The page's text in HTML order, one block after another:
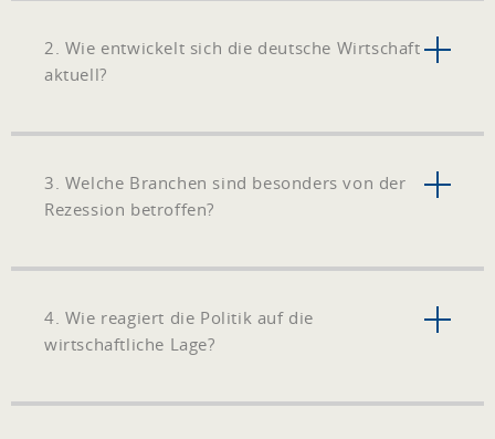
2. Wie entwickelt sich die deutsche Wirtschaft
aktuell?
3. Welche Branchen sind besonders von der
Rezession betroffen?
4. Wie reagiert die Politik auf die
wirtschaftliche Lage?